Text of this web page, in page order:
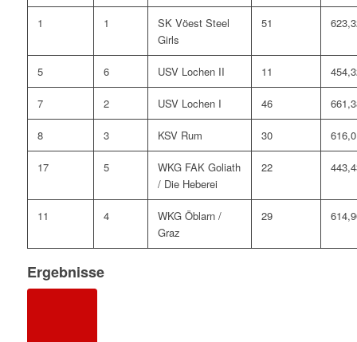
1 1
SK Vöest Steel
Girls
51
5 6 USV Lochen II 11
7 2 USV Lochen I 46
8 3 KSV Rum 30
17 5
WKG FAK Goliath
/ Die Heberei
22
11 4
WKG Öblarn /
Graz
29
Ergebnisse